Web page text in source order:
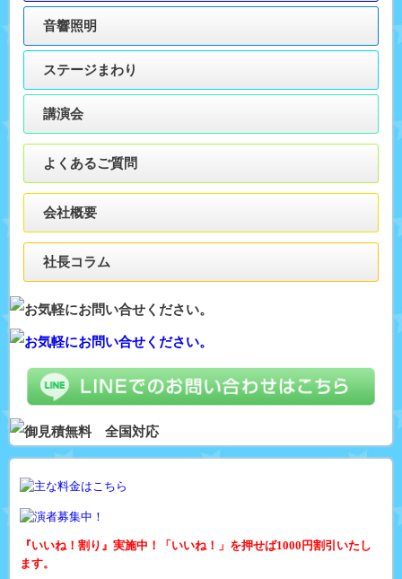
音響照明
ステージまわり
講演会
よくあるご質問
会社概要
社長コラム
『いいね！割り』実施中！「いいね！」を押せば1000円割引いたし
ます。